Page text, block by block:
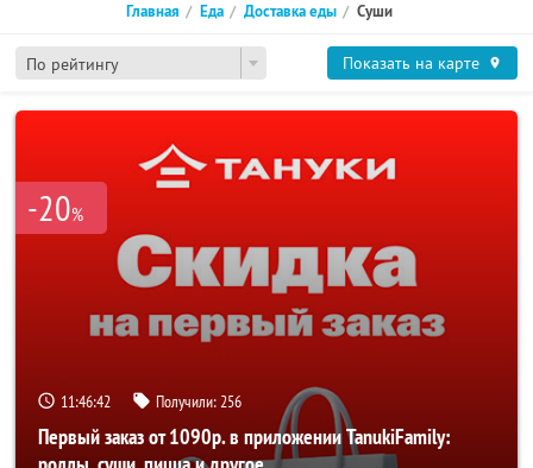
По рейтингу
Главная Еда Доставка еды Суши
Показать на карте
-20%
11:46:42 Получили:256
Первый заказ от 1090р. в приложении TanukiFamily: